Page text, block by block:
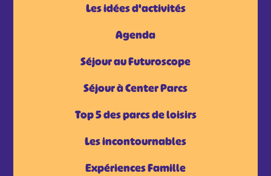
Les idées d'activités
Agenda
Séjour au Futuroscope
Séjour à Center Parcs
Top 5 des parcs de loisirs
Les incontournables
Expériences Famille